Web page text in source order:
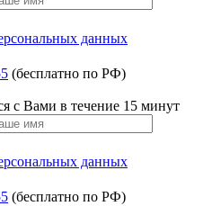
данных
(бесплатно по РФ)
с Вами в течение 15 минут
данных
(бесплатно по РФ)